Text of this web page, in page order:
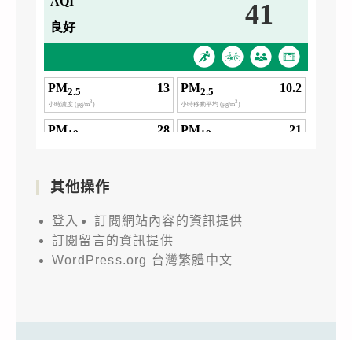
其他操作
登入
訂閱網站內容的資訊提供
訂閱留言的資訊提供
WordPress.org 台灣繁體中文